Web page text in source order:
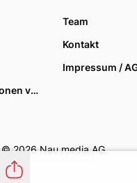
Team
Kontakt
Impressum /
Datenschutzoptionen verwalten
© 2026 Nau media AG